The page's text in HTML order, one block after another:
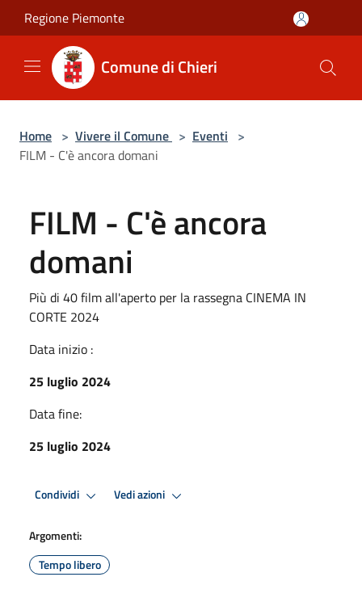
Salta al contenuto principale
Regione Piemonte
Comune di Chieri
Home > Vivere il Comune > Eventi >
FILM - C'è ancora domani
FILM - C'è ancora
domani
Più di 40 film all'aperto per la rassegna CINEMA IN
CORTE 2024
Data inizio :
25 luglio 2024
Data fine:
25 luglio 2024
Condividi Vedi azioni
Argomenti:
Tempo libero